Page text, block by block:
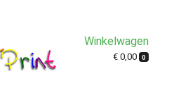
Winkelwagen
€ 0,00 0